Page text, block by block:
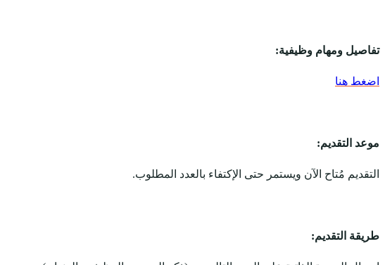
تفاصيل ومهام وظيفية:
اضغط هنا
موعد التقديم:
التقديم مُتاح الآن ويستمر حتى الإكتفاء بالعدد المطلوب.
طريقة التقديم: